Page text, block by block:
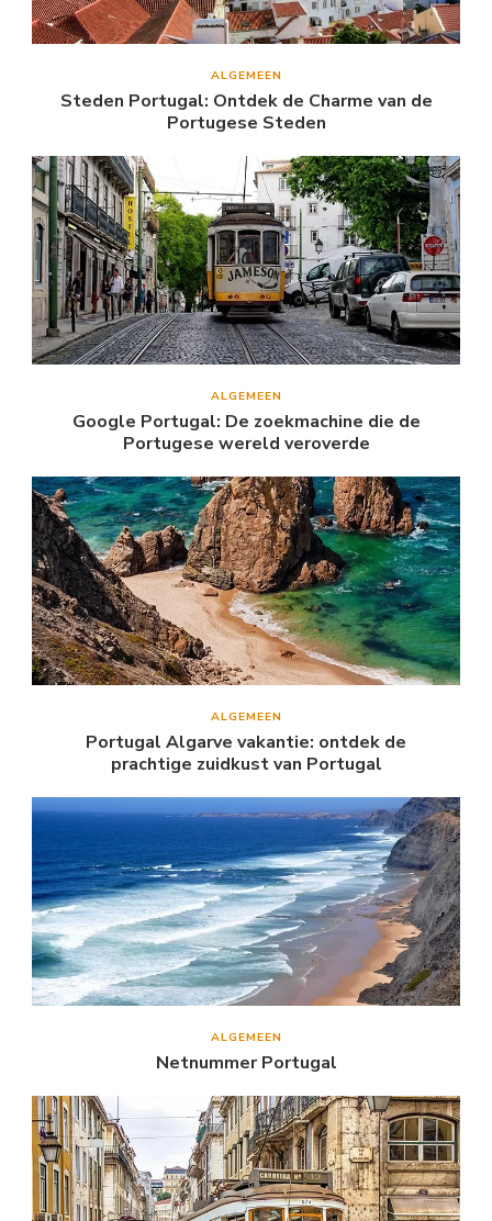
ALGEMEEN
Steden Portugal: Ontdek de Charme van de
Portugese Steden
ALGEMEEN
Google Portugal: De zoekmachine die de
Portugese wereld veroverde
ALGEMEEN
Portugal Algarve vakantie: ontdek de
prachtige zuidkust van Portugal
ALGEMEEN
Netnummer Portugal